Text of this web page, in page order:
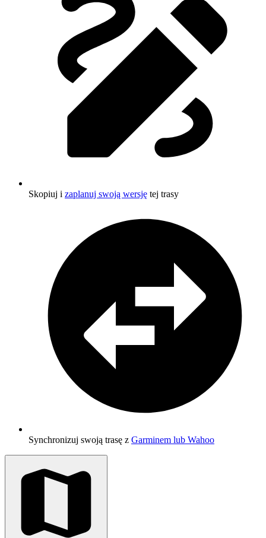
Skopiuj i zaplanuj swoją wersję tej trasy
Synchronizuj swoją trasę z Garminem lub Wahoo